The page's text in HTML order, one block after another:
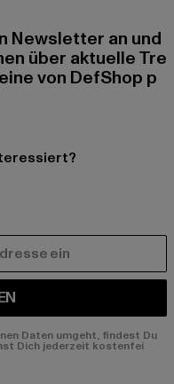
Newsletter an und
über aktuelle Tre
von DefShop p
Daten umgeht, findest Du
Dich jederzeit kostenfei